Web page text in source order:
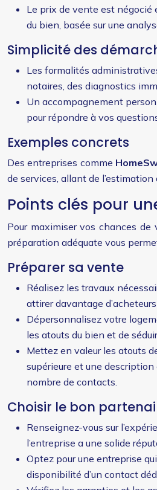
Le prix de vente est négocié
du bien, basée sur une
Simplicité des
Les formalités
notaires, des diagnostics
Un accompagnement
pour répondre à vos
Exemples concrets
Des entreprises comme
de services, allant de
Points clés pour
Pour maximiser vos chances
préparation adéquate vous
Préparer sa vente
Réalisez les travaux
attirer davantage
Dépersonnalisez votre
les atouts du bien et de
Mettez en valeur les atouts
supérieure et une
nombre de contacts.
Choisir le bon
Renseignez-vous sur
l’entreprise a une solide
Optez pour une entreprise
disponibilité d’un contact